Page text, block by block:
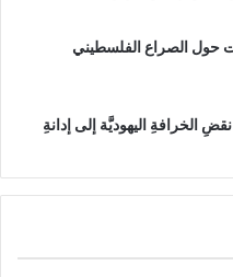
حول الصراع الفلسطيني
الخرافةِ اليهوديَّة إلى إدانةِ